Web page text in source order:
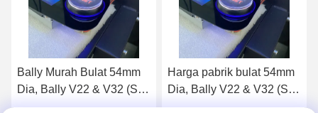
Harga pabrik bulat 54mm
Dia, Bally V22 & V32 (SP-
RND-Bally) Bally Button
Tombol Bally, Diameter
Bulat 54mm, Bally V22 &
V32 (SP-RND-Bally)